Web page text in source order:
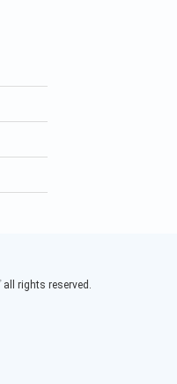
rights reserved.